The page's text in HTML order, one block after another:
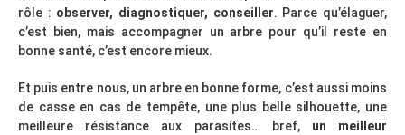
rôle : observer, diagnostiquer, conseiller. Parce qu’élaguer,
c’est bien, mais accompagner un arbre pour qu’il reste en
bonne santé, c’est encore mieux.
Et puis entre nous, un arbre en bonne forme, c’est aussi moins
de casse en cas de tempête, une plus belle silhouette, une
meilleure résistance aux parasites… bref, un meilleur